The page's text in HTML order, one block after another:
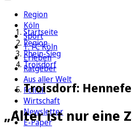
Region
Köln
Sport
1. FC Köln
Erleben
Ratgeber
Aus aller Welt
Politik
Wirtschaft
Newsletter
E-Paper
Startseite
Region
Rhein-Sieg
Troisdorf
Troisdorf:
„Alter ist nur eine